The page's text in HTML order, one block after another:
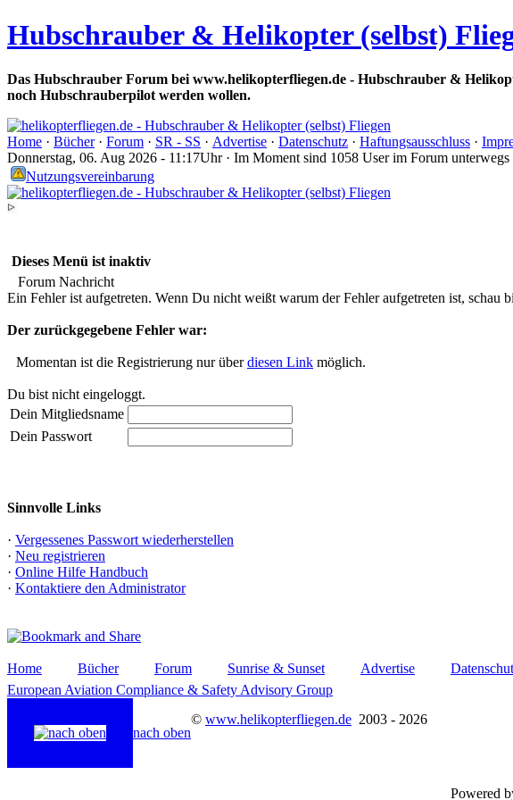
Hubschrauber & Helikopter (selbst)
Das Hubschrauber Forum bei www.helikopterfliegen.de - Hubschrauber &
noch Hubschrauberpilot werden wollen.
Home · Bücher· Forum · SR - SS · Advertise · Datenschutz · Haftungsausschluss ·
Donnerstag, 06. Aug 2026 - 11:17Uhr · Im Moment sind 1058 User im Forum unterwegs
Nutzungsvereinbarung
Dieses Menü ist inaktiv
Forum Nachricht
Ein Fehler ist aufgetreten. Wenn Du nicht weißt warum der Fehler aufgetreten ist, schau
Der zurückgegebene Fehler war:
Momentan ist die Registrierung nur überdiesen Link möglich.
Du bist nicht eingeloggt.
Dein Mitgliedsname
Dein Passwort
Sinnvolle Links
· Vergessenes Passwort wiederherstellen
· Neu registrieren
· Online Hilfe Handbuch
· Kontaktiere den Administrator
Home Bücher Forum Sunrise & Sunset Advertise
European Aviation Compliance & Safety Advisory Group
nach oben
© www.helikopterfliegen.de 2003 - 2026
Powered